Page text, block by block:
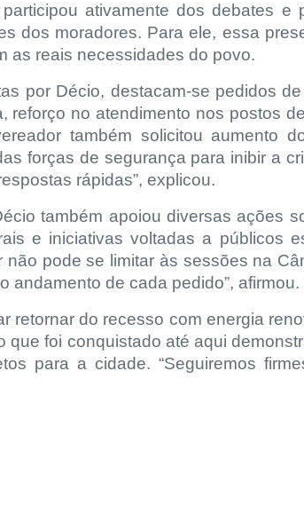
ativamente dos debates
dos moradores. Para ele, essa
as reais necessidades do povo.
por Décio, destacam-se pedidos
reforço no atendimento nos postos
também solicitou aumento
forças de segurança para inibir a
rápidas”, explicou.
também apoiou diversas ações
e iniciativas voltadas a públicos
pode se limitar às sessões na
andamento de cada pedido”, afirmou.
retornar do recesso com energia
que foi conquistado até aqui
para a cidade. “Seguiremos